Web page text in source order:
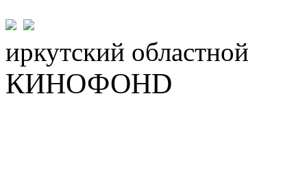
иркутский областной
КИНОФОНD